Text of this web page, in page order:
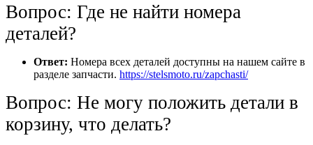
Вопрос: Где не найти номера
деталей?
Ответ: Номера всех деталей доступны на нашем сайте в
разделе запчасти. https://stelsmoto.ru/zapchasti/
Вопрос: Не могу положить детали в
корзину, что делать?